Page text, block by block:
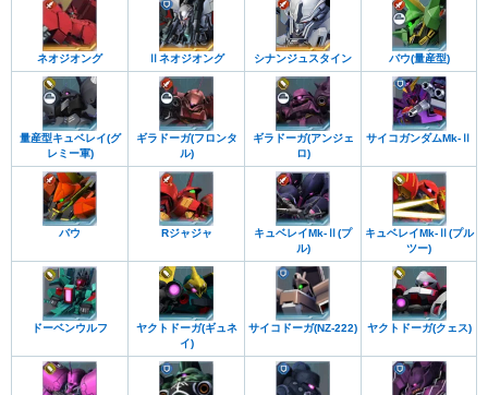
SEED ASTRAY B SEED ASTRAY 天空の皇女
SEED VS ASTRAY
SEED X ASTRAY
SEED Recollection
SEED FREEDOM
STARGAZER
ガンダム00P ガンダム00I
ガンダム00V
ソレスタルビーイング
AGE MEMORY OF EDEN
AGE UNKNOWN SOLDIERS
AGE EXA-LOG
Gのレコンギスタ
鉄血のオルフェンズ 月鋼
鉄血のオルフェンズ ウルズハント
水星の魔女 PROLOGUE
模型戦士ガンプラビルダーズ ビギニング
ビルドファイターズ
プラモ狂四郎
SDガンダムワールド ガチャポン戦士
GUNDAM EVOLVE
TACTICS MOBILITY FLEET0079
ギレンの野望
戦場の絆
エクストリームバーサス
G GENERATIONシリーズ
THE ORIGIN MSD
MSV MS-X Z-MSV
MSV-R
MSV-R ジョニー・ライデンの帰還
CCA-MSV
UC-MSV
F91 MSV
SEED MSV
SEED DESTINY MSV
ネオジオング Ⅱネオジオング シナンジュスタイン バウ(量産型)
量産型キュベレイ(グ
レミー軍)
ギラドーガ(フロンタ
ル)
ギラドーガ(アンジェ
ロ)
サイコガンダムMk-Ⅱ
バウ Rジャジャ
キュベレイMk-Ⅱ(プ
ル)
キュベレイMk-Ⅱ(プル
ツー)
ドーベンウルフ
ヤクトドーガ(ギュネ
イ)
サイコドーガ(NZ-222) ヤクトドーガ(クェス)